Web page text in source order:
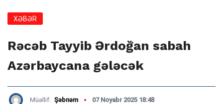
XƏBƏR
Rəcəb Tayyib Ərdoğan sabah
Azərbaycana gələcək
Müəllif: Şəbnəm 07 Noyabr 2025 18:48